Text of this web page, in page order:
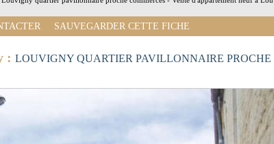
SAUVEGARDER CETTE FICHE
: LOUVIGNY QUARTIER PAVILLONNAIRE PROCHE